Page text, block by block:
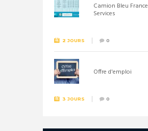
Camion Bleu France
Services
2 JOURS 0
Offre d'emploi
3 JOURS 0